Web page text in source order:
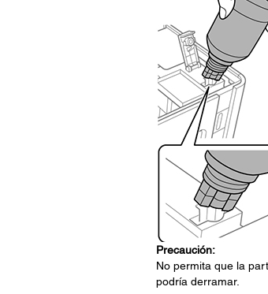
Precaución:
No permita que la
podría derramar.